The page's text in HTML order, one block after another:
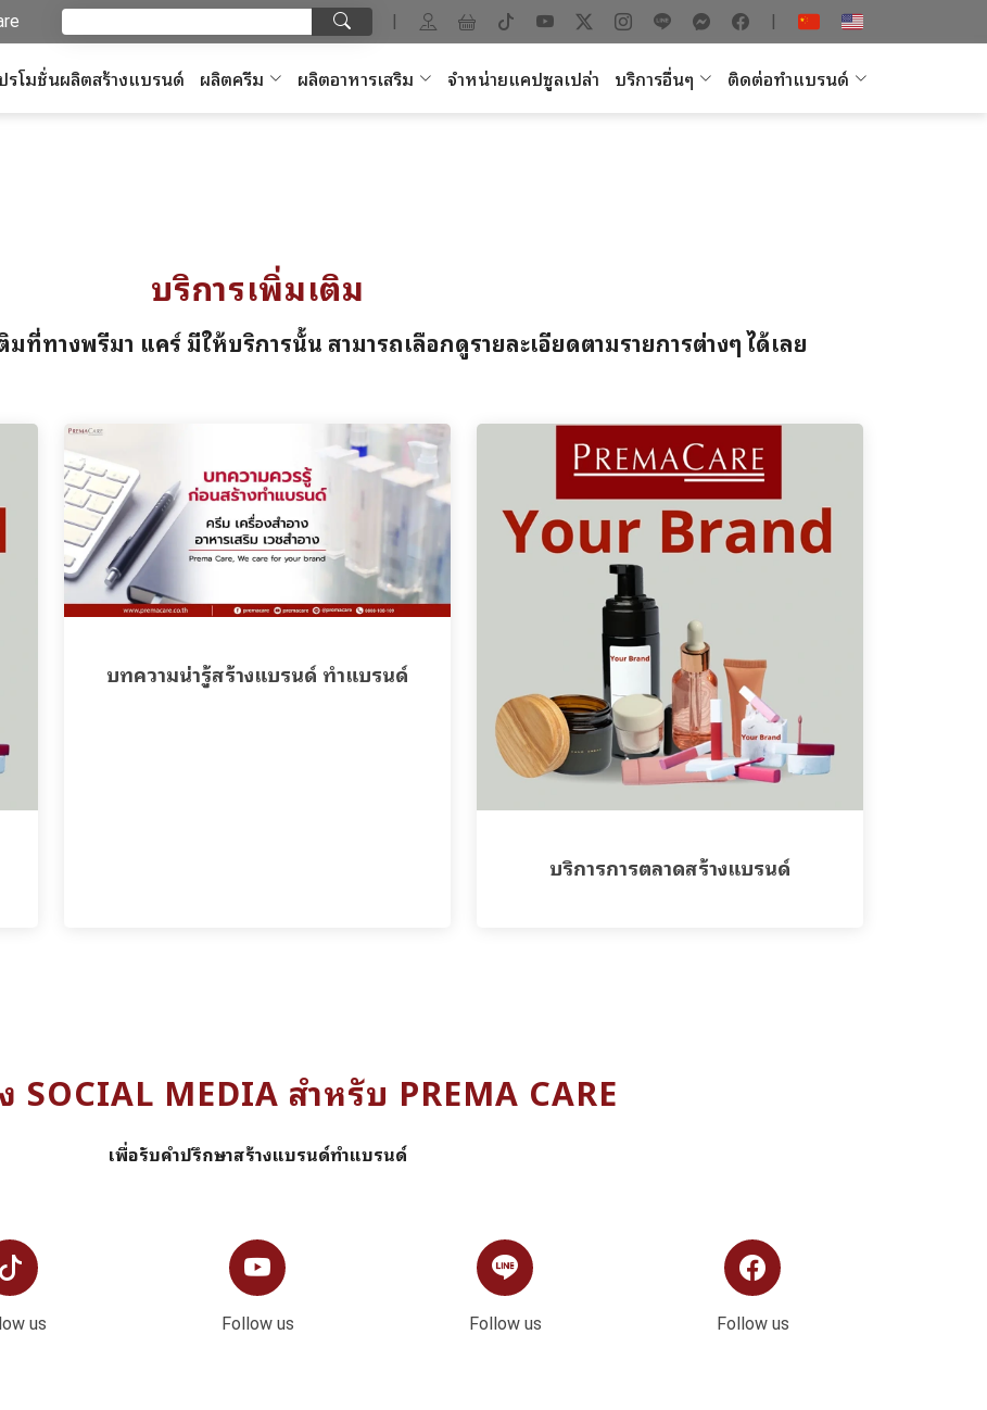
| |
รโมชั่นผลิตสร้างแบรนด์ ผลิตครีม ผลิตอาหารเสริม จำหน่ายแคปซูลเปล่า บริการอื่นๆ ติดต่อทำแบรนด์
บริการเพิ่มเติม
ที่ทางพรีมา แคร์ มีให้บริการนั้น สามารถเลือกดูรายละเอียดตามรายการต่างๆ ได้เลย
บทความน่ารู้สร้างแบรนด์ ทำแบรนด์
บริการการตลาดสร้างแบรนด์
SOCIAL MEDIA สำหรับ PREMA CARE
เพื่อรับคำปรึกษาสร้างแบรนด์ทำแบรนด์
us Follow us Follow us Follow us